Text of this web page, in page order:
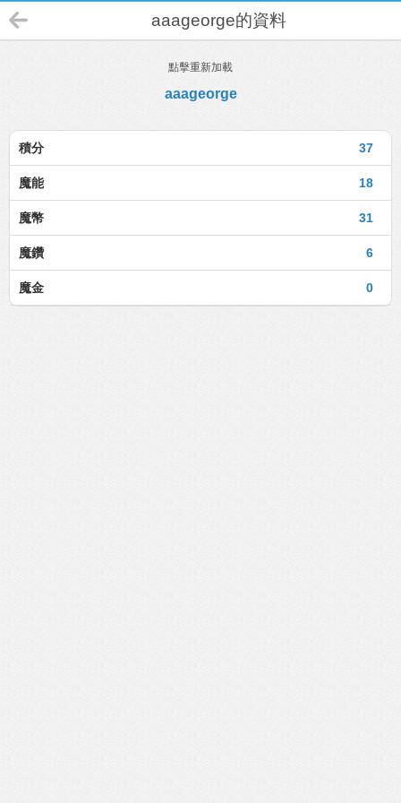
aaageorge的資料
點擊重新加載
aaageorge
37
積分
18
魔能
31
魔幣
6
魔鑽
0
魔金